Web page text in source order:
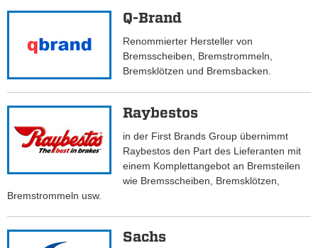
Q-Brand
Renommierter Hersteller von
Bremsscheiben, Bremstrommeln,
Bremsklötzen und Bremsbacken.
Raybestos
in der First Brands Group übernimmt
Raybestos den Part des Lieferanten mit
einem Komplettangebot an Bremsteilen
wie Bremsscheiben, Bremsklötzen,
Bremstrommeln usw.
Sachs